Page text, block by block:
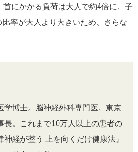
首にかかる負荷は大人で約4倍に。子
率が大人より大きいため、さらな
学博士。脳神経外科専門医。東京
長。これまで10万人以上の患者の
経が整う 上を向くだけ健康法』